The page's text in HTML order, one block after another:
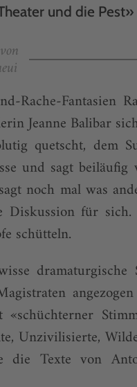
und die Pest»
Rache-Fantasien
Jeanne Balibar
quetscht, dem
und sagt
noch mal was
Diskussion für
schütteln.
dramaturgische
Unzivilisierte,
die Texte von